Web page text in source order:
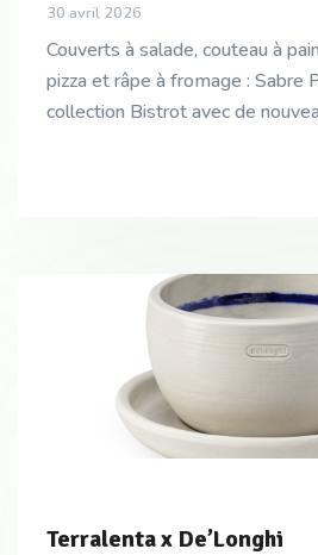
30 avril 2026
Couverts à salade, couteau à
pizza et râpe à fromage : Sabre
collection Bistrot avec de
Terralenta x De’Longhi